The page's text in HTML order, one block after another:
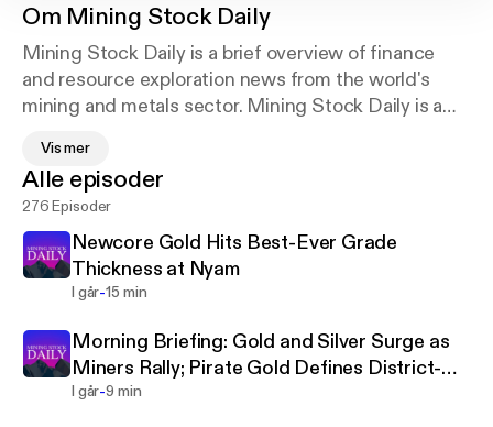
Om Mining Stock Daily
Mining Stock Daily is a brief overview of finance
and resource exploration news from the world's
mining and metals sector. Mining Stock Daily is a
information for both precious and base metals,
including market trends and analysis.
Vis mer
Alle episoder
276 Episoder
Newcore Gold Hits Best-Ever Grade
Thickness at Nyam
I går-15 min
Morning Briefing: Gold and Silver Surge as
Miners Rally; Pirate Gold Defines District-
Scale Newfoundland Target
I går-9 min